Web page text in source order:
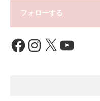
フォローする
FacebookInstagram
X YouTube